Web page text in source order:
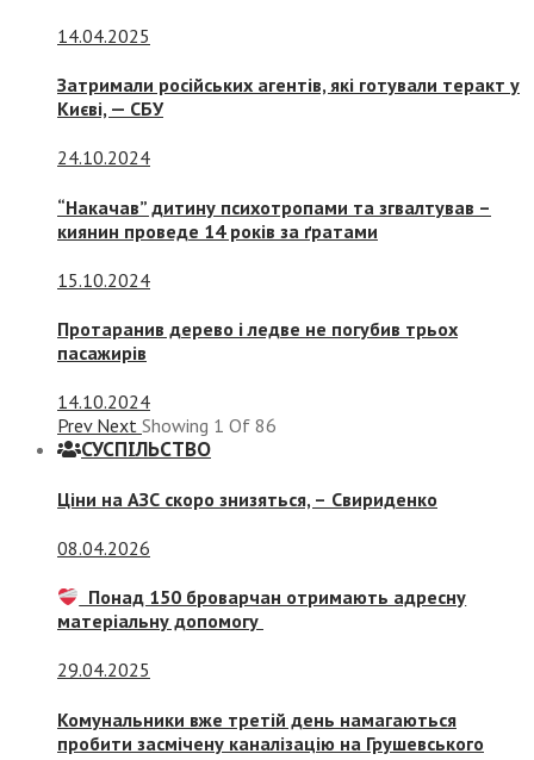
14.04.2025
Затримали російських агентів, які готували теракт у
Києві, — СБУ
24.10.2024
“Накачав” дитину психотропами та згвалтував –
киянин проведе 14 років за ґратами
15.10.2024
Протаранив дерево і ледве не погубив трьох
пасажирів
14.10.2024
Prev Next Showing 1 Of 86
СУСПIЛЬСТВО
Ціни на АЗС скоро знизяться, – Свириденко
08.04.2026
Понад 150 броварчан отримають адресну
матеріальну допомогу
29.04.2025
Комунальники вже третій день намагаються
пробити засмічену каналізацію на Грушевського